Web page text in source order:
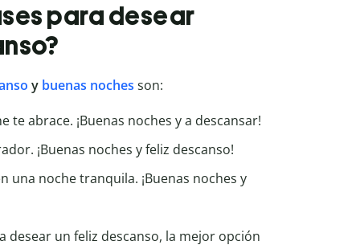
para desear
y buenas noches son:
abrace. ¡Buenas noches y a descansar!
¡Buenas noches y feliz descanso!
una noche tranquila. ¡Buenas noches y
desear un feliz descanso, la mejor opción